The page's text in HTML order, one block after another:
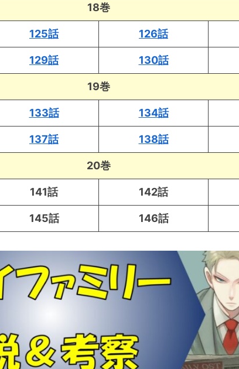
18巻
125話 126話
129話 130話
19巻
133話 134話
137話 138話
20巻
141話 142話
145話 146話